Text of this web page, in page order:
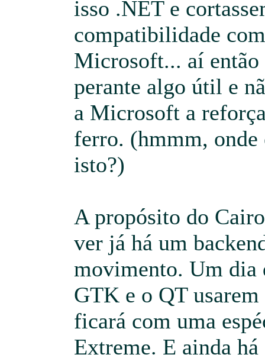
isso .NET e
compatibilidade
Microsoft... aí então
perante algo útil e
a Microsoft a
ferro. (hmmm, onde
isto?)
A propósito do
ver já há um
movimento. Um dia
GTK e o QT
ficará com uma
Extreme. E ainda